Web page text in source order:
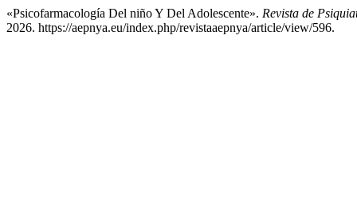
«Psicofarmacología Del niño Y Del Adolescente». Revista de
2026. https://aepnya.eu/index.php/revistaaepnya/article/view/596.